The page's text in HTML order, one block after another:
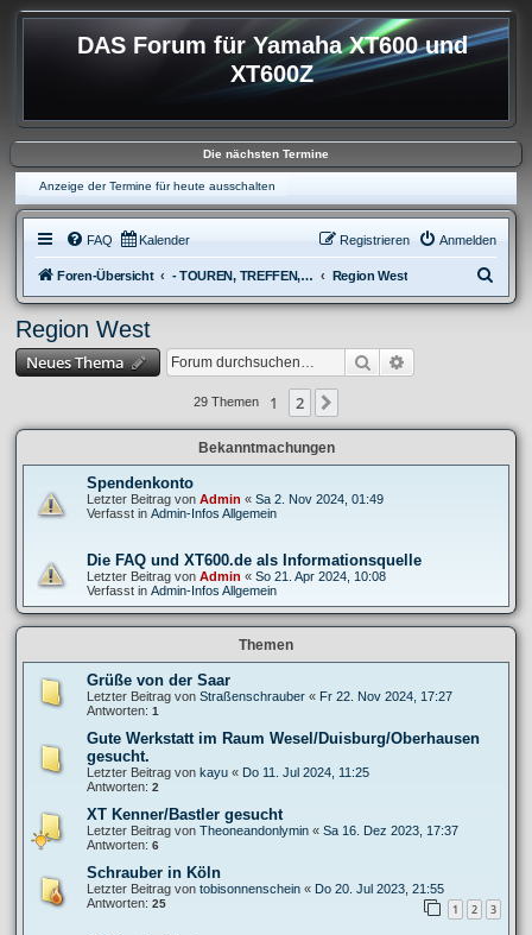
DAS Forum für Yamaha XT600 und
XT600Z
Die nächsten Termine
Anzeige der Termine für heute ausschalten
FAQ Kalender Anmelden
Registrieren
Foren-Übersicht - TOUREN, TREFFEN, REISEBERICHTE & REGIONALES Region West
u
Region West
Neues Thema Suche
29 Themen 1 2
Bekanntmachungen
Spendenkonto
Letzter Beitrag von Admin « Sa 2. Nov 2024, 01:49
Verfasst in Admin-Infos Allgemein
Die FAQ und XT600.de als Informationsquelle
Letzter Beitrag von Admin « So 21. Apr 2024, 10:08
Verfasst in Admin-Infos Allgemein
Themen
Grüße von der Saar
Letzter Beitrag von Straßenschrauber « Fr 22. Nov 2024, 17:27
Antworten: 1
Gute Werkstatt im Raum Wesel/Duisburg/Oberhausen
gesucht.
Letzter Beitrag von kayu « Do 11. Jul 2024, 11:25
Antworten: 2
XT Kenner/Bastler gesucht
Letzter Beitrag von Theoneandonlymin « Sa 16. Dez 2023, 17:37
Antworten: 6
Schrauber in Köln
Letzter Beitrag von tobisonnenschein « Do 20. Jul 2023, 21:55
Antworten: 25 1 2 3